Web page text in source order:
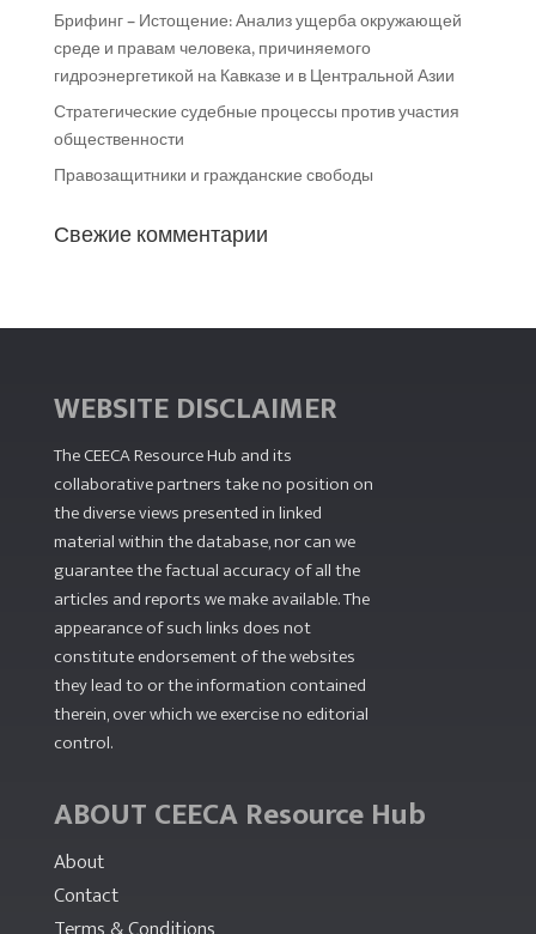
Брифинг – Истощение: Анализ ущерба окружающей
среде и правам человека, причиняемого
гидроэнергетикой на Кавказе и в Центральной Азии
Стратегические судебные процессы против участия
общественности
Правозащитники и гражданские свободы
Свежие комментарии
WEBSITE DISCLAIMER
The CEECA Resource Hub and its
collaborative partners take no position on
the diverse views presented in linked
material within the database, nor can we
guarantee the factual accuracy of all the
articles and reports we make available. The
appearance of such links does not
constitute endorsement of the websites
they lead to or the information contained
therein, over which we exercise no editorial
control.
ABOUT CEECA Resource Hub
About
Contact